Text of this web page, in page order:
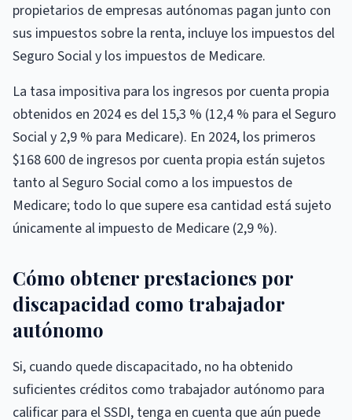
propietarios de empresas autónomas pagan junto con
sus impuestos sobre la renta, incluye los impuestos del
Seguro Social y los impuestos de Medicare.
La tasa impositiva para los ingresos por cuenta propia
obtenidos en 2024 es del 15,3 % (12,4 % para el Seguro
Social y 2,9 % para Medicare). En 2024, los primeros
$168 600 de ingresos por cuenta propia están sujetos
tanto al Seguro Social como a los impuestos de
Medicare; todo lo que supere esa cantidad está sujeto
únicamente al impuesto de Medicare (2,9 %).
Cómo obtener prestaciones por
discapacidad como trabajador
autónomo
Si, cuando quede discapacitado, no ha obtenido
suficientes créditos como trabajador autónomo para
calificar para el SSDI, tenga en cuenta que aún puede